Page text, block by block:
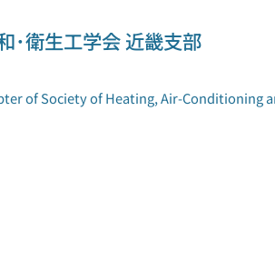
･衛生工学会 近畿支部
of Society of Heating, Air-Conditioning